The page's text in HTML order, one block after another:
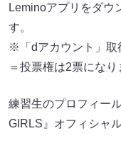
Leminoアプリをダウ
す。
※「dアカウント」取
＝投票権は2票になり
練習生のプロフィー
GIRLS』オフィシャ